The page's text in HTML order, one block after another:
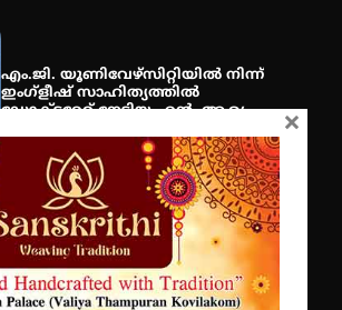
എം.ജി. യൂണിവേഴ്‌സിറ്റിയിൽ നിന്ന്
ഇംഗ്ളീഷ് സാഹിത്യത്തിൽ
ഡോക്ടറേറ്റ് നേടിയ എൻ. ആര്യ
ട്യുണീഷ്യൻ ചിത്രം ” ദി വോയിസ്
ഓഫ് ഹിന്ദ് റജബ് ” ഇരിങ്ങാലക്കുട
ഫിലിം സൊസൈറ്റി ആഗസ്റ്റ് 7
×